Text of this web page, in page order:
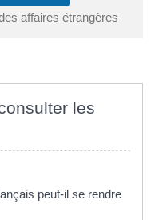
affaires étrangères
les
peut-il se rendre